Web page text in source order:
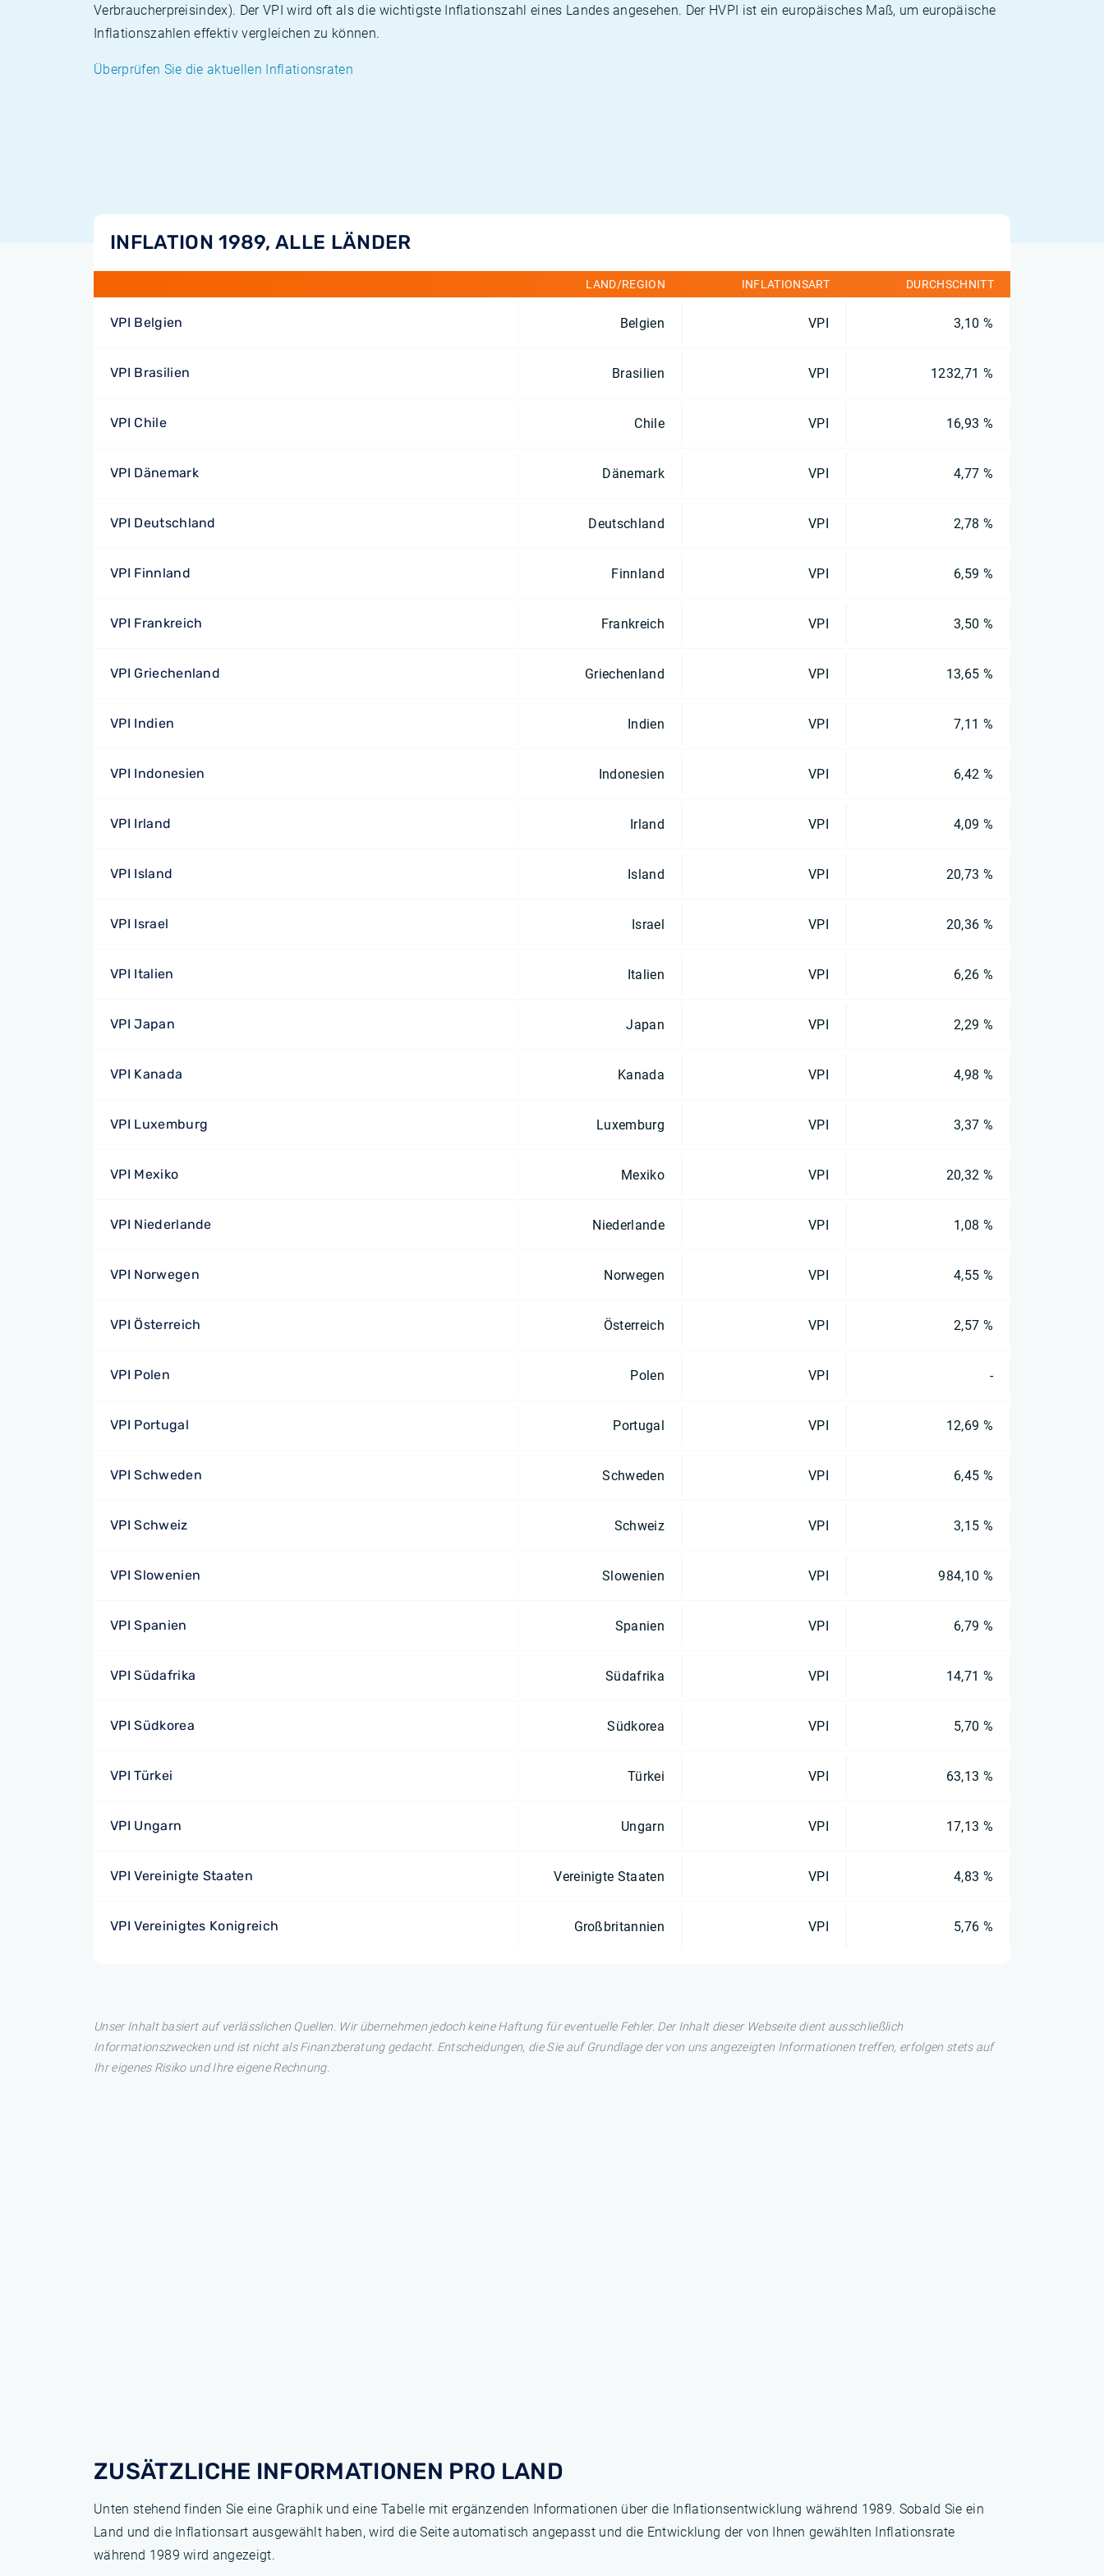
Verbraucherpreisindex). Der VPI wird oft als die wichtigste Inflationszahl eines Landes angesehen. Der HVPI ist ein europäisches Maß, um europäische
Inflationszahlen effektiv vergleichen zu können.
Überprüfen Sie die aktuellen Inflationsraten
INFLATION 1989, ALLE LÄNDER
LAND/REGION INFLATIONSART DURCHSCHNITT
VPI Belgien Belgien VPI 3,10 %
VPI Brasilien Brasilien VPI 1232,71 %
VPI Chile Chile VPI 16,93 %
VPI Dänemark Dänemark VPI 4,77 %
VPI Deutschland Deutschland VPI 2,78 %
VPI Finnland Finnland VPI 6,59 %
VPI Frankreich Frankreich VPI 3,50 %
VPI Griechenland Griechenland VPI 13,65 %
VPI Indien Indien VPI 7,11 %
VPI Indonesien Indonesien VPI 6,42 %
VPI Irland Irland VPI 4,09 %
VPI Island Island VPI 20,73 %
VPI Israel Israel VPI 20,36 %
VPI Italien Italien VPI 6,26 %
VPI Japan Japan VPI 2,29 %
VPI Kanada Kanada VPI 4,98 %
VPI Luxemburg Luxemburg VPI 3,37 %
VPI Mexiko Mexiko VPI 20,32 %
VPI Niederlande Niederlande VPI 1,08 %
VPI Norwegen Norwegen VPI 4,55 %
VPI Österreich Österreich VPI 2,57 %
VPI Polen Polen VPI -
VPI Portugal Portugal VPI 12,69 %
VPI Schweden Schweden VPI 6,45 %
VPI Schweiz Schweiz VPI 3,15 %
VPI Slowenien Slowenien VPI 984,10 %
VPI Spanien Spanien VPI 6,79 %
VPI Südafrika Südafrika VPI 14,71 %
VPI Südkorea Südkorea VPI 5,70 %
VPI Türkei Türkei VPI 63,13 %
VPI Ungarn Ungarn VPI 17,13 %
VPI Vereinigte Staaten Vereinigte Staaten VPI 4,83 %
VPI Vereinigtes Konigreich Großbritannien VPI 5,76 %
Unser Inhalt basiert auf verlässlichen Quellen. Wir übernehmen jedoch keine Haftung für eventuelle Fehler. Der Inhalt dieser Webseite dient ausschließlich
Informationszwecken und ist nicht als Finanzberatung gedacht. Entscheidungen, die Sie auf Grundlage der von uns angezeigten Informationen treffen, erfolgen stets auf
Ihr eigenes Risiko und Ihre eigene Rechnung.
ZUSÄTZLICHE INFORMATIONEN PRO LAND
Unten stehend finden Sie eine Graphik und eine Tabelle mit ergänzenden Informationen über die Inflationsentwicklung während 1989. Sobald Sie ein
Land und die Inflationsart ausgewählt haben, wird die Seite automatisch angepasst und die Entwicklung der von Ihnen gewählten Inflationsrate
während 1989 wird angezeigt.